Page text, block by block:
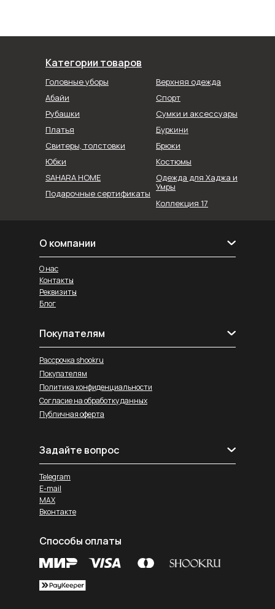
Категории товаров
Головные уборы
Абайи
Рубашки
Коллекция 17
Спорт
Верхняя одежда
Сумки и аксессуары
Юбки
Брюки
SAHARA HOME
Платья
Свитеры, толстовки
Буркини
Костюмы
Подарочные сертификаты
Одежда для Хаджа и
Умры
О компании
Реквизиты
Блог
О нас
Контакты
Покупателям
Рассрочка shookru
Покупателям
Политика конфиденциальности
Согласие на обработку данных
Публичная оферта
Задайте вопрос
Telegram
E-mail
MAX
Вконтакте
Способы оплаты